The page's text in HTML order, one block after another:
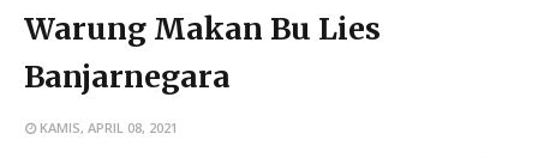
Warung Makan Bu Lies
Banjarnegara
KAMIS, APRIL 08, 2021